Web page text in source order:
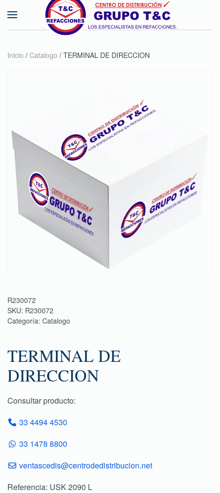
Skip to main content
Inicio / Catalogo / TERMINAL DE DIRECCION
R230072
SKU: R230072
Categoría: Catalogo
TERMINAL DE
DIRECCION
Consultar producto:
33 4494 4530
33 1478 8800
ventascedis@centrodedistribucion.net
Referencia: USK 2090 L